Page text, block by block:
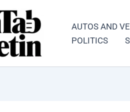
AUTOS AND
POLITICS